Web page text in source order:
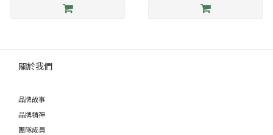
關於我們
品牌故事
品牌精神
團隊成員